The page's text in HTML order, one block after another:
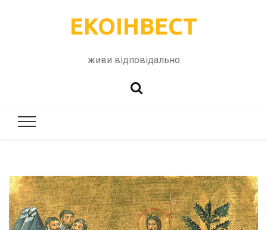
ЕКОІНВЕСТ
живи відповідально